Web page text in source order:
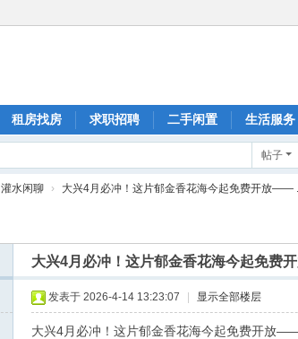
租房找房 求职招聘 二手闲置 生活服务
帖子
灌水闲聊 › 大兴4月必冲！这片郁金香花海今起免费开放——
大兴4月必冲！这片郁金香花海今起免费
发表于 2026-4-14 13:23:07 显示全部楼层
大兴4月必冲！这片郁金香花海今起免费开放